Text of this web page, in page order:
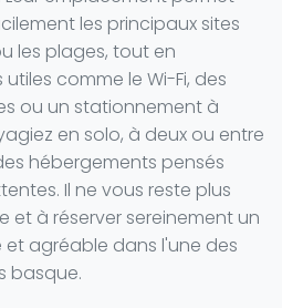
les principaux sites
les plages, tout en
comme le Wi-Fi, des
ou un stationnement à
en solo, à deux ou entre
hébergements pensés
Il ne vous reste plus
et à réserver sereinement un
agréable dans l'une des
basque.